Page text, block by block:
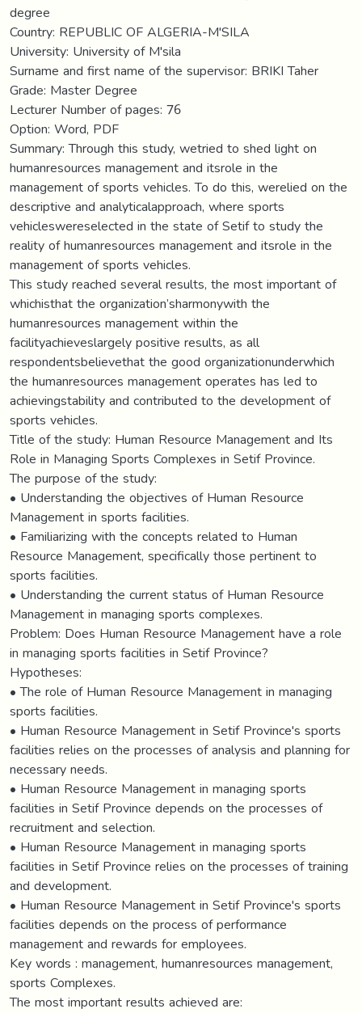
degree
Country: REPUBLIC OF ALGERIA-M'SILA
University: University of M'sila
Surname and first name of the supervisor: BRIKI Taher
Grade: Master Degree
Lecturer Number of pages: 76
Option: Word, PDF
Summary: Through this study, wetried to shed light on
humanresources management and itsrole in the
management of sports vehicles. To do this, werelied on the
descriptive and analyticalapproach, where sports
vehicleswereselected in the state of Setif to study the
reality of humanresources management and itsrole in the
management of sports vehicles.
This study reached several results, the most important of
whichisthat the organization’sharmonywith the
humanresources management within the
facilityachieveslargely positive results, as all
respondentsbelievethat the good organizationunderwhich
the humanresources management operates has led to
achievingstability and contributed to the development of
sports vehicles.
Title of the study: Human Resource Management and Its
Role in Managing Sports Complexes in Setif Province.
The purpose of the study:
• Understanding the objectives of Human Resource
Management in sports facilities.
• Familiarizing with the concepts related to Human
Resource Management, specifically those pertinent to
sports facilities.
• Understanding the current status of Human Resource
Management in managing sports complexes.
Problem: Does Human Resource Management have a role
in managing sports facilities in Setif Province?
Hypotheses:
• The role of Human Resource Management in managing
sports facilities.
• Human Resource Management in Setif Province's sports
facilities relies on the processes of analysis and planning for
necessary needs.
• Human Resource Management in managing sports
facilities in Setif Province depends on the processes of
recruitment and selection.
• Human Resource Management in managing sports
facilities in Setif Province relies on the processes of training
and development.
• Human Resource Management in Setif Province's sports
facilities depends on the process of performance
management and rewards for employees.
Key words : management, humanresources management,
sports Complexes.
The most important results achieved are: